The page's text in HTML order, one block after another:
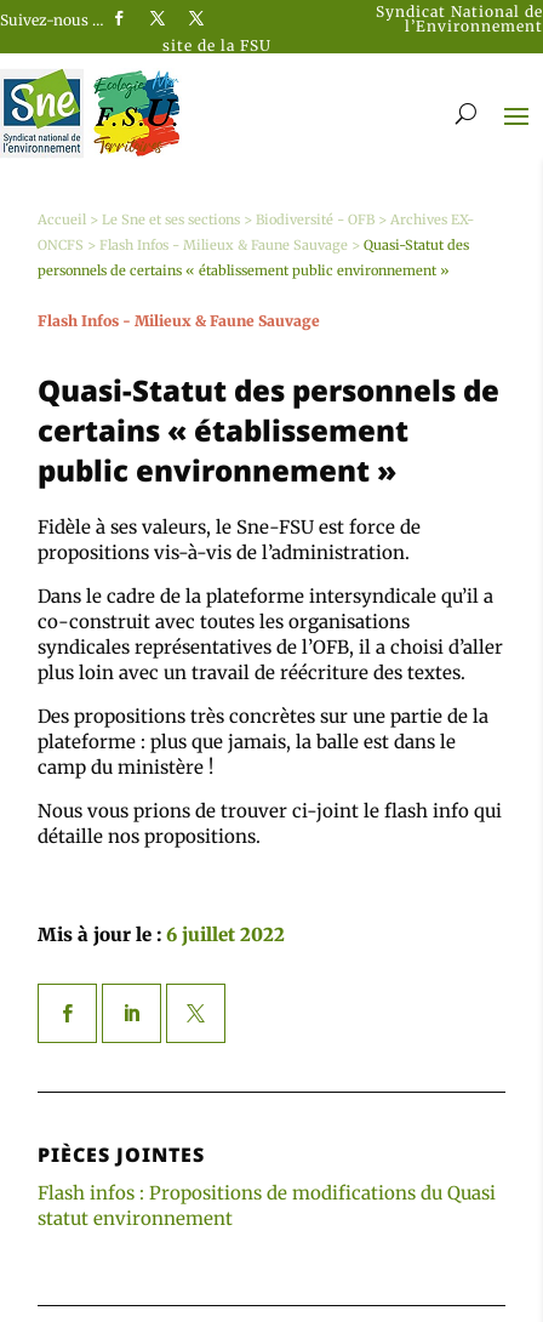
Suivez-nous …
Syndicat National de
l’Environnement
site de la FSU
Accueil >Le Sne et ses sections >Biodiversité - OFB >Archives EX-
ONCFS >Flash Infos - Milieux & Faune Sauvage >Quasi-Statut des
personnels de certains « établissement public environnement »
Flash Infos - Milieux & Faune Sauvage
Quasi-Statut des personnels de
certains « établissement
public environnement »
Fidèle à ses valeurs, le Sne-FSU est force de
propositions vis-à-vis de l’administration.
Dans le cadre de la plateforme intersyndicale qu’il a
co-construit avec toutes les organisations
syndicales représentatives de l’OFB, il a choisi d’aller
plus loin avec un travail de réécriture des textes.
Des propositions très concrètes sur une partie de la
plateforme : plus que jamais, la balle est dans le
camp du ministère !
Nous vous prions de trouver ci-joint le flash info qui
détaille nos propositions.
Mis à jour le :6 juillet 2022
PIÈCES JOINTES
Flash infos : Propositions de modifications du Quasi
statut environnement